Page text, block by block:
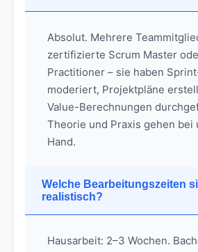
Absolut. Mehrere
zertifizierte Scrum Master
Practitioner – sie haben
moderiert, Projektpläne
Value-Berechnungen
Theorie und Praxis gehen bei
Hand.
Welche Bearbeitungszeiten
realistisch?
Hausarbeit: 2–3 Wochen.